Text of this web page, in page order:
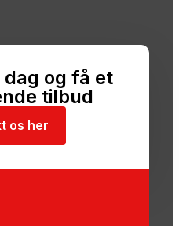
og få et
tilbud
os her